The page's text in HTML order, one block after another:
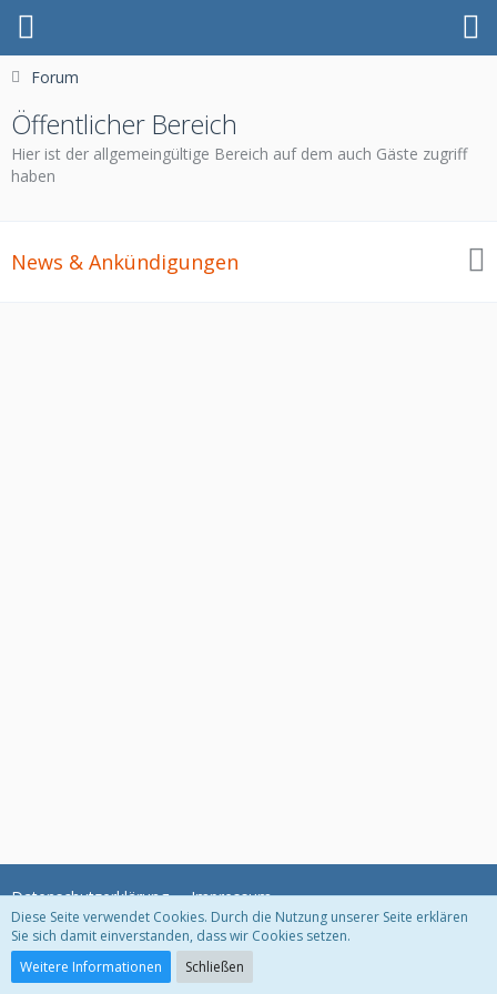
Forum
Öffentlicher Bereich
Hier ist der allgemeingültige Bereich auf dem auch Gäste zugriff
haben
News & Ankündigungen
Datenschutzerklärung Impressum
Community-Software:
Diese Seite verwendet Cookies. Durch die Nutzung unserer Seite erklären
Sie sich damit einverstanden, dass wir Cookies setzen.
Weitere Informationen
Schließen